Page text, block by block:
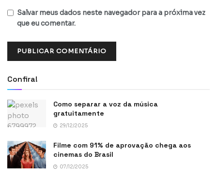
Salvar meus dados neste navegador para a próxima vez
que eu comentar.
Confira!
Como separar a voz da música
gratuitamente
29/12/2025
Filme com 91% de aprovação chega aos
cinemas do Brasil
07/12/2025